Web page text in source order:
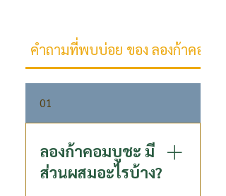
คำถามที่พบบ่อย ของ ลองก้าคอมบูช
01
ลองก้าคอมบูชะ มี
ส่วนผสมอะไรบ้าง?